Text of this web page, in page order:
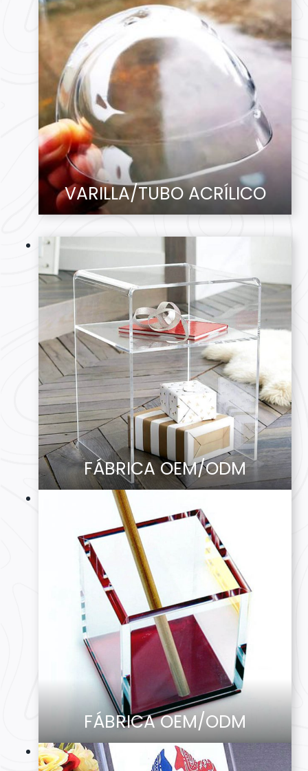
VARILLA/TUBO ACRÍLICO
FÁBRICA OEM/ODM
FÁBRICA OEM/ODM